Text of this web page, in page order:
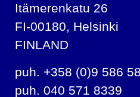
Itämerenkatu 26
FI-00180, Helsinki
FINLAND
puh. +358 (0)9 586
puh. 040 571 8339